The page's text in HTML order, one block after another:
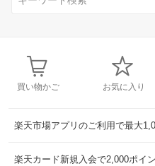
買い物かご お気に入り
楽天市場アプリのご利用で最大
楽天カード新規入会で2,000ポイ